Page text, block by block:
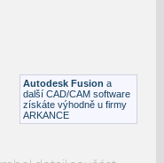
Autodesk Fusion a
další CAD/CAM software
získáte výhodně u firmy
ARKANCE